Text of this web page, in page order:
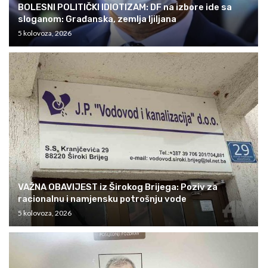
BOLESNI POLITIČKI IDIOTIZAM: DF na izbore ide sa
sloganom: Građanska, zemlja ljiljana
5 kolovoza, 2026
VAŽNA OBAVIJEST iz Širokog Brijega: Poziv za
racionalnu i namjensku potrošnju vode
5 kolovoza, 2026